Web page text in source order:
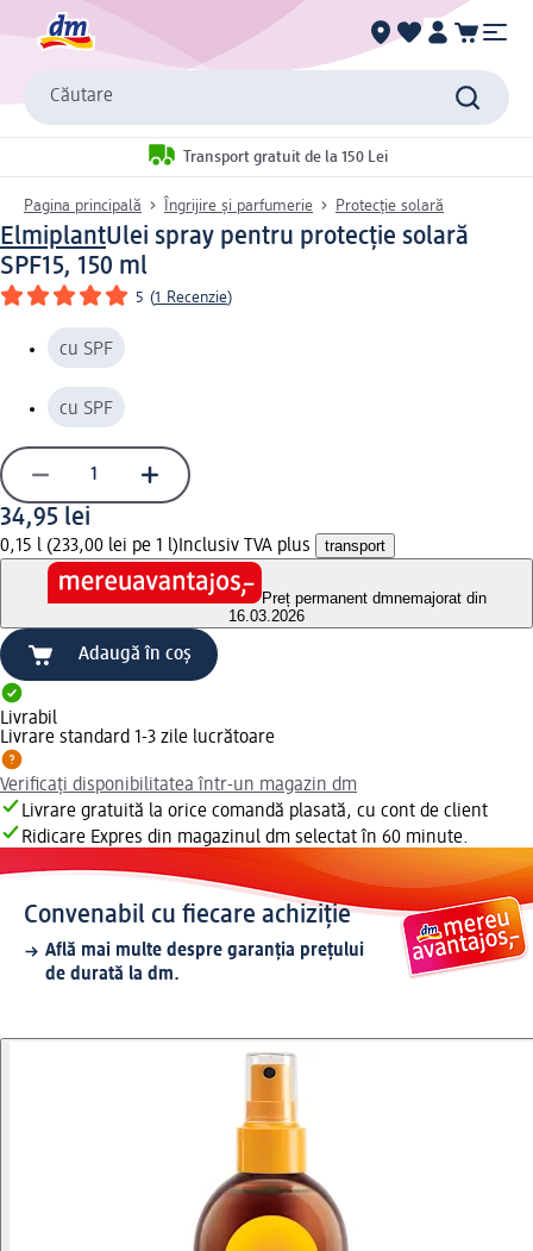
Căutare
Transport gratuit de la 150 Lei
Pagina principală Îngrijire și parfumerie Protecție solară
ElmiplantUlei spray pentru protecție solară
SPF15, 150 ml
5 (1 Recenzie)
cu SPF
cu SPF
34,95 lei
0,15 l (233,00 lei pe 1 l) Inclusiv TVA plus transport
Preț permanent dmnemajorat din
16.03.2026
Adaugă în coș
Livrabil
Livrare standard 1-3 zile lucrătoare
Verificați disponibilitatea într-un magazin dm
Livrare gratuită la orice comandă plasată, cu cont de client
Ridicare Expres din magazinul dm selectat în 60 minute.
Convenabil cu fiecare achiziție
Află mai multe despre garanția prețului
de durată la dm.